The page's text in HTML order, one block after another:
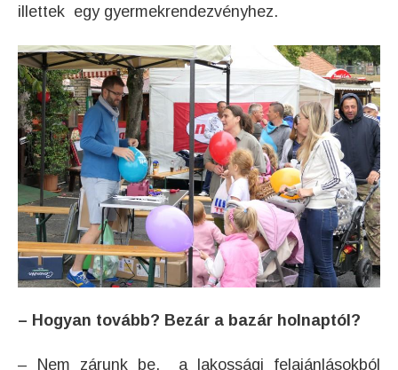
illettek egy gyermekrendezvényhez.
– Hogyan tovább? Bezár a bazár holnaptól?
– Nem zárunk be, a lakossági felajánlásokból